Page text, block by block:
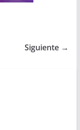
Siguiente →